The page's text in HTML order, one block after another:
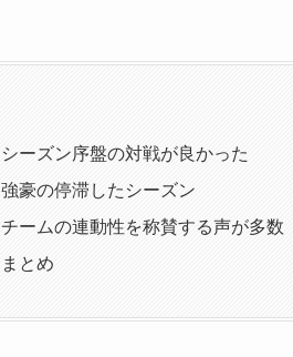
シーズン序盤の対戦が良かった
強豪の停滞したシーズン
チームの連動性を称賛する声が多数
まとめ